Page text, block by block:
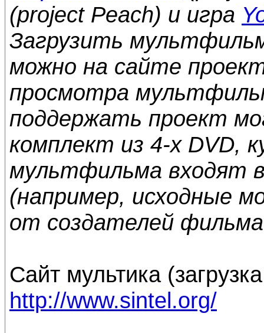
(project Peach) и игра
Загрузить
можно на сайте
просмотра
поддержать проект
комплект из 4-х DVD,
мультфильма входят
(например, исходные
от создателей фильма
Сайт мультика
http://www.sintel.org/